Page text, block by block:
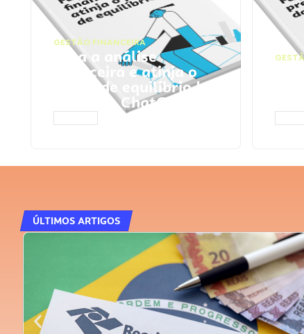
GESTÃO FINANCEIRA
Faça a análise
financeira e atinja o
ponto de equilíbrio |
Prompts ChatGPT
ÚLTIMOS ARTIGOS